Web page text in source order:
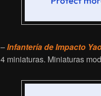
–Infantería de Impacto
4 miniaturas. Miniaturas